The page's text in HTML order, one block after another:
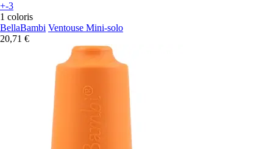
+-3
1 coloris
BellaBambi Ventouse Mini-solo
20,71 €